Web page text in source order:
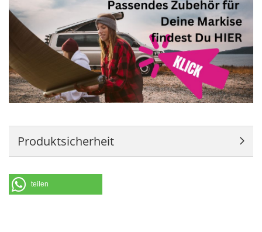
Produktsicherheit
teilen